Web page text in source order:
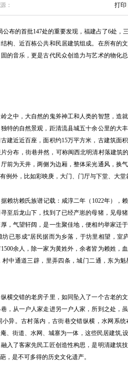
： 打印
布的首批147处的重要发现，福建占了6处，
构、近百栋公共和民居建筑组成。在所有的
的音乐，更是古代民众创造力与艺术的物化
中，大自然的鬼斧神工和人类的智慧，造
特的自然景观，距清流县城五十余公里的大
建近近百座，面积约15万平方米，古建筑面
分布，街巷井然，可称闽西北明清村落建筑
前为天井，两侧为边厢，整体采光通风，换
例外，比如彩映庚，大门、门厅与下堂、大
坊赖氏族谱记载：咸淳二年（1022年），
至后龙山下，找到了已经产崽的母猪，见母
，气望轩阔，是一生聚佳地，便相约举家迁
已形成“居民据而为乡落，于坊里相望，室
余人，除一家为黄姓外，余者皆为赖姓，
中通道三辟，里弄四条，城门二通，东为
交错的老房子里，如同坠入了一个古老的
，从一户人家走进另一户人家，所到之处，
异。古村落内，古街巷交错纵横，水网系
、街道、水网、城寨为一体，这些民居建筑,
入了客家先民工匠创造性构思，是明清建筑
，是不可多得的历史文化遗产。